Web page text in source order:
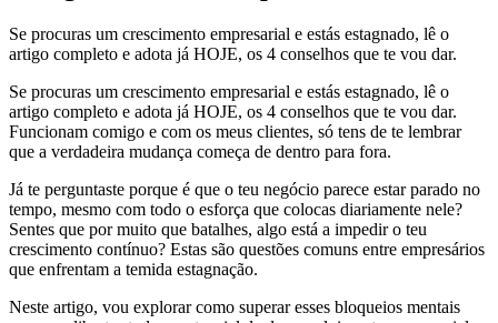
Se procuras um crescimento empresarial e estás estagnado, lê o
artigo completo e adota já HOJE, os 4 conselhos que te vou dar.
Se procuras um crescimento empresarial e estás estagnado, lê o
artigo completo e adota já HOJE, os 4 conselhos que te vou dar.
Funcionam comigo e com os meus clientes, só tens de te lembrar
que a verdadeira mudança começa de dentro para fora.
Já te perguntaste porque é que o teu negócio parece estar parado no
tempo, mesmo com todo o esforça que colocas diariamente nele?
Sentes que por muito que batalhes, algo está a impedir o teu
crescimento contínuo? Estas são questões comuns entre empresários
que enfrentam a temida estagnação.
Neste artigo, vou explorar como superar esses bloqueios mentais